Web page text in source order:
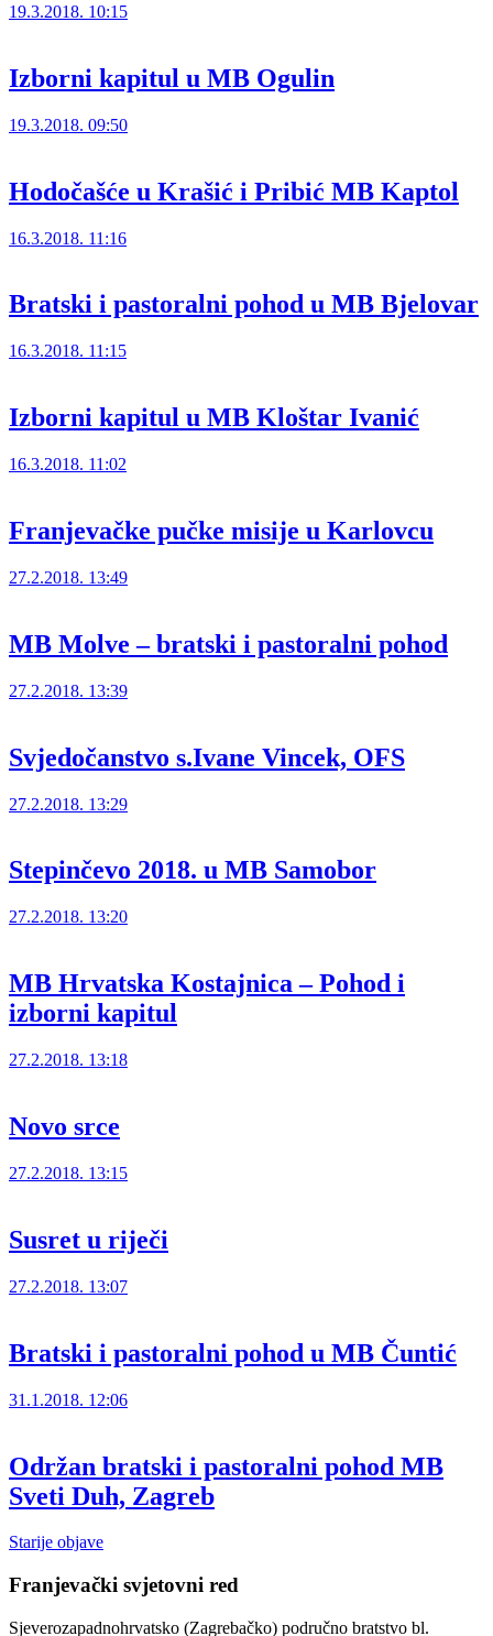
19.3.2018. 10:15
Izborni kapitul u MB Ogulin
19.3.2018. 09:50
Hodočašće u Krašić i Pribić MB Kaptol
16.3.2018. 11:16
Bratski i pastoralni pohod u MB Bjelovar
16.3.2018. 11:15
Izborni kapitul u MB Kloštar Ivanić
16.3.2018. 11:02
Franjevačke pučke misije u Karlovcu
27.2.2018. 13:49
MB Molve – bratski i pastoralni pohod
27.2.2018. 13:39
Svjedočanstvo s.Ivane Vincek, OFS
27.2.2018. 13:29
Stepinčevo 2018. u MB Samobor
27.2.2018. 13:20
MB Hrvatska Kostajnica – Pohod i
izborni kapitul
27.2.2018. 13:18
Novo srce
27.2.2018. 13:15
Susret u riječi
27.2.2018. 13:07
Bratski i pastoralni pohod u MB Čuntić
31.1.2018. 12:06
Održan bratski i pastoralni pohod MB
Sveti Duh, Zagreb
Navigacija
objava
Starije objave
Franjevački svjetovni red
Sjeverozapadnohrvatsko (Zagrebačko) područno bratstvo bl.